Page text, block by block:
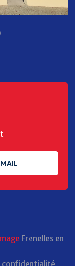
Frenelles en
confidentialité